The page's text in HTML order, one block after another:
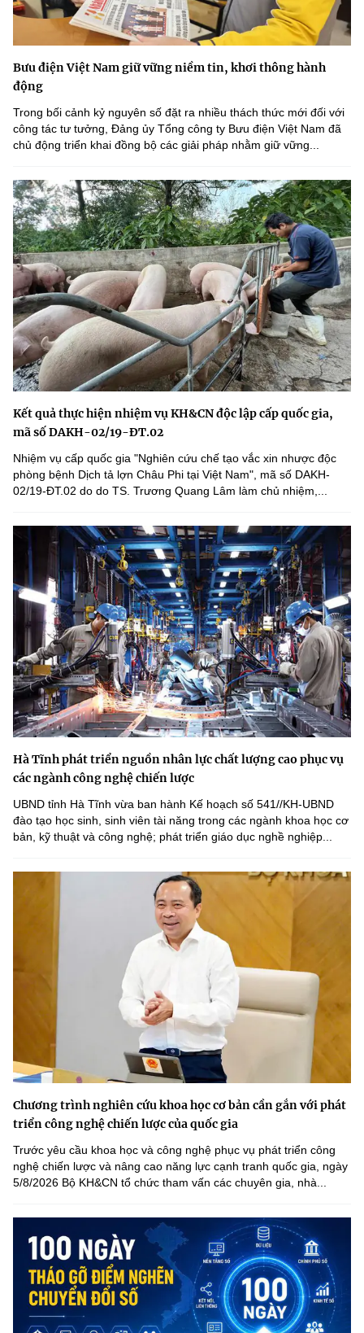
Bưu điện Việt Nam giữ vững niềm tin, khơi thông hành
động
Trong bối cảnh kỷ nguyên số đặt ra nhiều thách thức mới đối với
công tác tư tưởng, Đảng ủy Tổng công ty Bưu điện Việt Nam đã
chủ động triển khai đồng bộ các giải pháp nhằm giữ vững...
Kết quả thực hiện nhiệm vụ KH&CN độc lập cấp quốc gia,
mã số DAKH-02/19-ĐT.02
Nhiệm vụ cấp quốc gia "Nghiên cứu chế tạo vắc xin nhược độc
phòng bệnh Dịch tả lợn Châu Phi tại Việt Nam", mã số DAKH-
02/19-ĐT.02 do do TS. Trương Quang Lâm làm chủ nhiệm,...
Hà Tĩnh phát triển nguồn nhân lực chất lượng cao phục vụ
các ngành công nghệ chiến lược
UBND tỉnh Hà Tĩnh vừa ban hành Kế hoạch số 541//KH-UBND
đào tạo học sinh, sinh viên tài năng trong các ngành khoa học cơ
bản, kỹ thuật và công nghệ; phát triển giáo dục nghề nghiệp...
Chương trình nghiên cứu khoa học cơ bản cần gắn với phát
triển công nghệ chiến lược của quốc gia
Trước yêu cầu khoa học và công nghệ phục vụ phát triển công
nghệ chiến lược và nâng cao năng lực cạnh tranh quốc gia, ngày
5/8/2026 Bộ KH&CN tổ chức tham vấn các chuyên gia, nhà...